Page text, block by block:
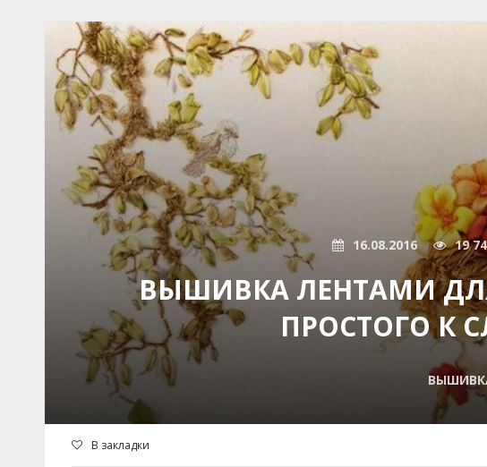
16.08.2016 19
ВЫШИВКА ЛЕНТАМИ
ПРОСТОГО К
В закладки